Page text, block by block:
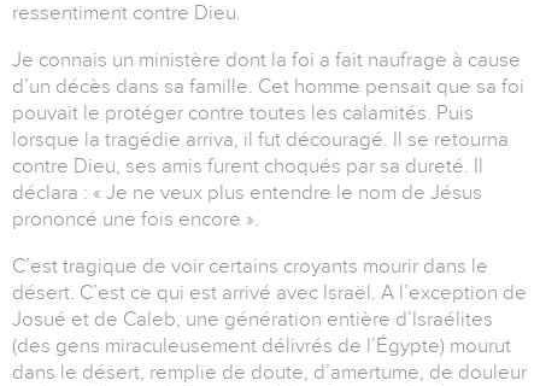
ressentiment contre Dieu.
Je connais un ministère dont la foi a fait naufrage à cause
d’un décès dans sa famille. Cet homme pensait que sa foi
pouvait le protéger contre toutes les calamités. Puis
lorsque la tragédie arriva, il fut découragé. Il se retourna
contre Dieu, ses amis furent choqués par sa dureté. Il
déclara : « Je ne veux plus entendre le nom de Jésus
prononcé une fois encore ».
C’est tragique de voir certains croyants mourir dans le
désert. C’est ce qui est arrivé avec Israël. A l’exception de
Josué et de Caleb, une génération entière d’Israélites
(des gens miraculeusement délivrés de l’Égypte) mourut
dans le désert, remplie de doute, d’amertume, de douleur